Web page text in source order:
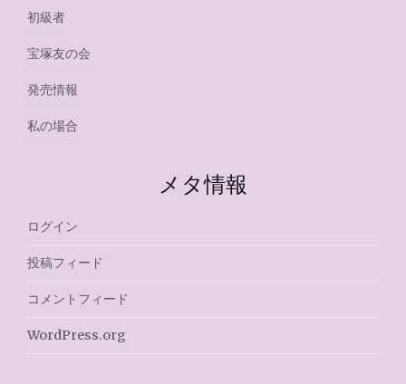
初級者
宝塚友の会
発売情報
私の場合
メタ情報
ログイン
投稿フィード
コメントフィード
WordPress.org